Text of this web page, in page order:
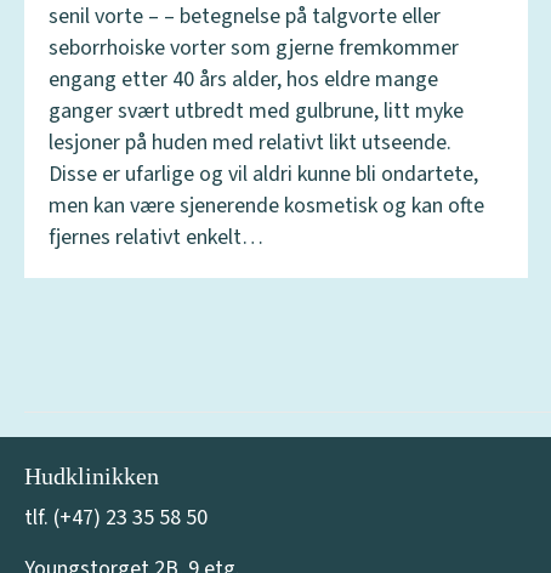
senil vorte – – betegnelse på talgvorte eller
seborrhoiske vorter som gjerne fremkommer
engang etter 40 års alder, hos eldre mange
ganger svært utbredt med gulbrune, litt myke
lesjoner på huden med relativt likt utseende.
Disse er ufarlige og vil aldri kunne bli ondartete,
men kan være sjenerende kosmetisk og kan ofte
fjernes relativt enkelt…
Hudklinikken
tlf. (+47) 23 35 58 50